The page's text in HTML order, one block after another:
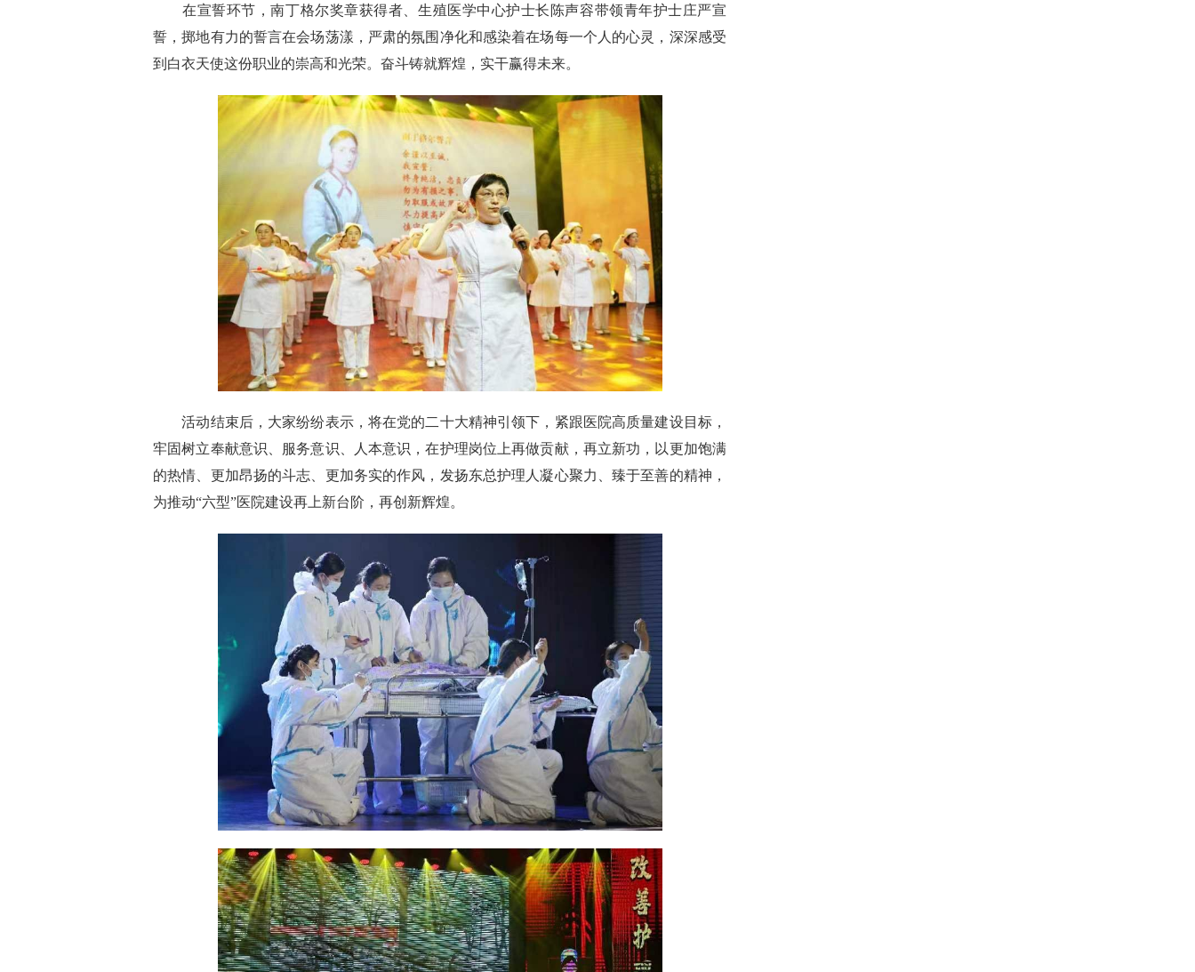
在宣誓环节，南丁格尔奖章获得者、生殖医学中心护士长陈声容带领青年护士庄严宣
誓，掷地有力的誓言在会场荡漾，严肃的氛围净化和感染着在场每一个人的心灵，深深感受
到白衣天使这份职业的崇高和光荣。奋斗铸就辉煌，实干赢得未来。
活动结束后，大家纷纷表示，将在党的二十大精神引领下，紧跟医院高质量建设目标，
牢固树立奉献意识、服务意识、人本意识，在护理岗位上再做贡献，再立新功，以更加饱满
的热情、更加昂扬的斗志、更加务实的作风，发扬东总护理人凝心聚力、臻于至善的精神，
为推动“六型”医院建设再上新台阶，再创新辉煌。